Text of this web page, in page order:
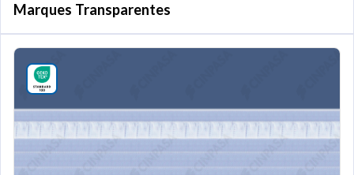
Marques Transparentes